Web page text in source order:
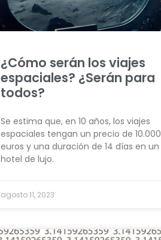
¿Cómo serán los viajes
espaciales? ¿Serán para
todos?
Se estima que, en 10 años, los viajes
espaciales tengan un precio de 10.000
euros y una duración de 14 días en un
hotel de lujo.
agosto 11, 2023